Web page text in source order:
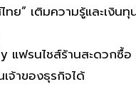
ทย” เติมความรู้และเงิน
แฟรนไชส์ร้านสะดวกซื้อ
เจ้าของธุรกิจได้